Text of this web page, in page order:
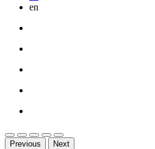
en
Previous Next